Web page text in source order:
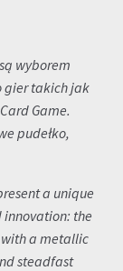
wyborem
gier takich jak
Game.
pudełko,
a unique
the
with a metallic
steadfast